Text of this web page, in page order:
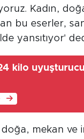
Kadın,
bu eserler,
yansıtıyor'
kilo
mekan ve